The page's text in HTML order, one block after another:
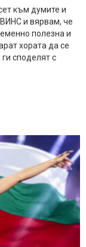
към думите и
и вярвам, че
полезна и
хората да се
споделят с